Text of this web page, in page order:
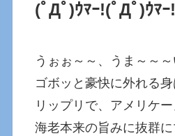
(ﾟДﾟ)ｳﾏｰ!(ﾟДﾟ)ｳﾏｰ!
うぉぉ～～、うま～～～
ゴボッと豪快に外れる
リップリで、アメリケ
海老本来の旨みに抜群に